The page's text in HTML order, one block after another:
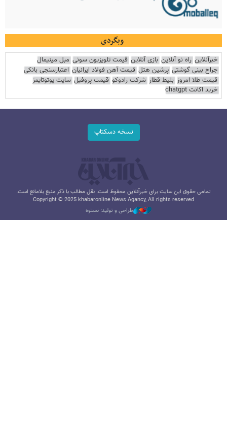
وبگردی
خبرآنلاین راه نو آنلاین بازی آنلاین قیمت تلویزیون سونی مبل مینیمال
جراح بینی گوشتی پرشین هتل قیمت آهن فولاد ایرانیان اعتبارسنجی بانکی
قیمت طلا امروز بلیط قطار شرکت رادوکو قیمت پروفیل سایت یوتوتایمز
خرید اکانت chatgpt
نسخه دسکتاپ
تمامی حقوق این سایت برای خبرآنلاین محفوظ است. نقل مطالب با ذکر منبع بلامانع است.
Copyright © 2025 khabaronline News Agancy, All rights reserved
طراحی و تولید: نستوه